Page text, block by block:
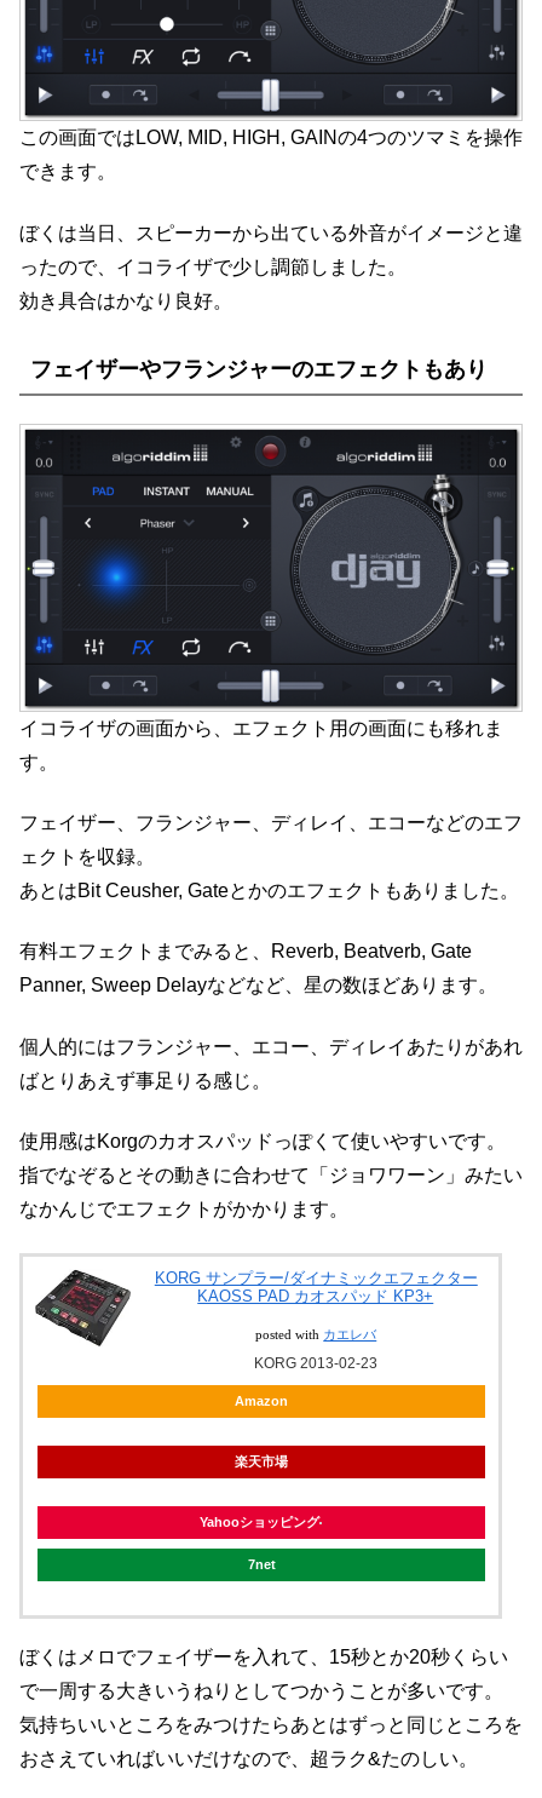
この画面ではLOW, MID, HIGH, GAINの4つのツマミを操作
できます。
ぼくは当日、スピーカーから出ている外音がイメージと違
ったので、イコライザで少し調節しました。
効き具合はかなり良好。
フェイザーやフランジャーのエフェクトもあり
イコライザの画面から、エフェクト用の画面にも移れま
す。
フェイザー、フランジャー、ディレイ、エコーなどのエフ
ェクトを収録。
あとはBit Ceusher, Gateとかのエフェクトもありました。
有料エフェクトまでみると、Reverb, Beatverb, Gate
Panner, Sweep Delayなどなど、星の数ほどあります。
個人的にはフランジャー、エコー、ディレイあたりがあれ
ばとりあえず事足りる感じ。
使用感はKorgのカオスパッドっぽくて使いやすいです。
指でなぞるとその動きに合わせて「ジョワワーン」みたい
なかんじでエフェクトがかかります。
KORG サンプラー/ダイナミックエフェクター
KAOSS PAD カオスパッド KP3+
posted with カエレバ
KORG 2013-02-23
Amazon
楽天市場
Yahooショッピング
7net
ぼくはメロでフェイザーを入れて、15秒とか20秒くらい
で一周する大きいうねりとしてつかうことが多いです。
気持ちいいところをみつけたらあとはずっと同じところを
おさえていればいいだけなので、超ラク&たのしい。